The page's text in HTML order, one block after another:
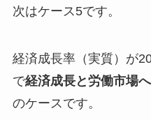
次はケース5です。
経済成長率（実質）が
で経済成長と労働市場
のケースです。